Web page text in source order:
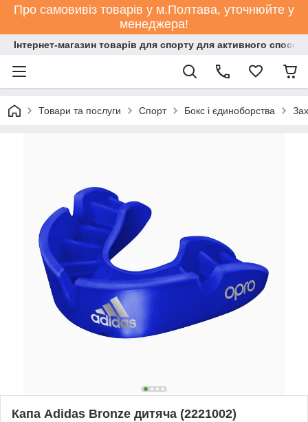
Про самовивіз товарів у м.Полтава, уточнюйте у
менеджера!
Інтернет-магазин товарів для спорту для активного
Товари та послуги Спорт Бокс і єдиноборства
Капа Adidas Bronze дитяча (2221002)